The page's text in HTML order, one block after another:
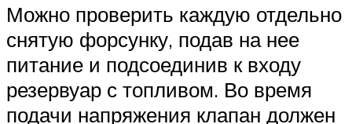
Можно проверить каждую отдельно
снятую форсунку, подав на нее
питание и подсоединив к входу
резервуар с топливом. Во время
подачи напряжения клапан должен